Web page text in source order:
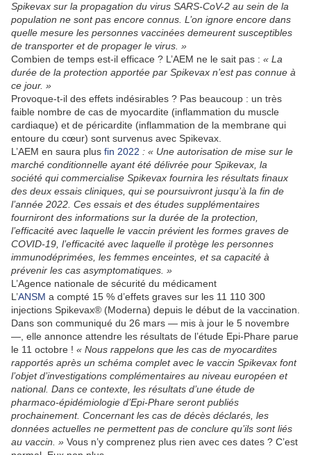
Spikevax sur la propagation du virus SARS-CoV-2 au sein de la
population ne sont pas encore connus. L’on ignore encore dans
quelle mesure les personnes vaccinées demeurent susceptibles
de transporter et de propager le virus. »
Combien de temps est-il efficace ? L’AEM ne le sait pas : « La
durée de la protection apportée par Spikevax n’est pas connue à
ce jour. »
Provoque-t-il des effets indésirables ? Pas beaucoup : un très
faible nombre de cas de myocardite (inflammation du muscle
cardiaque) et de péricardite (inflammation de la membrane qui
entoure du cœur) sont survenus avec Spikevax.
L’AEM en saura plus fin 2022 : « Une autorisation de mise sur le
marché conditionnelle ayant été délivrée pour Spikevax, la
société qui commercialise Spikevax fournira les résultats finaux
des deux essais cliniques, qui se poursuivront jusqu’à la fin de
l’année 2022. Ces essais et des études supplémentaires
fourniront des informations sur la durée de la protection,
l’efficacité avec laquelle le vaccin prévient les formes graves de
COVID-19, l’efficacité avec laquelle il protège les personnes
immunodéprimées, les femmes enceintes, et sa capacité à
prévenir les cas asymptomatiques. »
L’Agence nationale de sécurité du médicament
L’ANSM a compté 15 % d’effets graves sur les 11 110 300
injections Spikevax® (Moderna) depuis le début de la vaccination.
Dans son communiqué du 26 mars — mis à jour le 5 novembre
—, elle annonce attendre les résultats de l’étude Epi-Phare parue
le 11 octobre ! « Nous rappelons que les cas de myocardites
rapportés après un schéma complet avec le vaccin Spikevax font
l’objet d’investigations complémentaires au niveau européen et
national. Dans ce contexte, les résultats d’une étude de
pharmaco-épidémiologie d’Epi-Phare seront publiés
prochainement. Concernant les cas de décès déclarés, les
données actuelles ne permettent pas de conclure qu’ils sont liés
au vaccin. » Vous n’y comprenez plus rien avec ces dates ? C’est